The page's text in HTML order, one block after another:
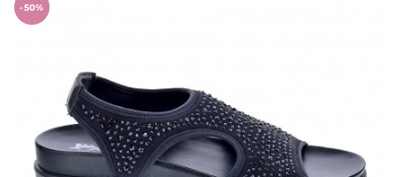
-50%